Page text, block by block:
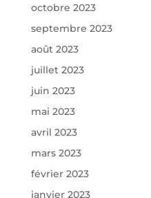
octobre 2023
septembre 2023
août 2023
juillet 2023
juin 2023
mai 2023
avril 2023
mars 2023
février 2023
janvier 2023